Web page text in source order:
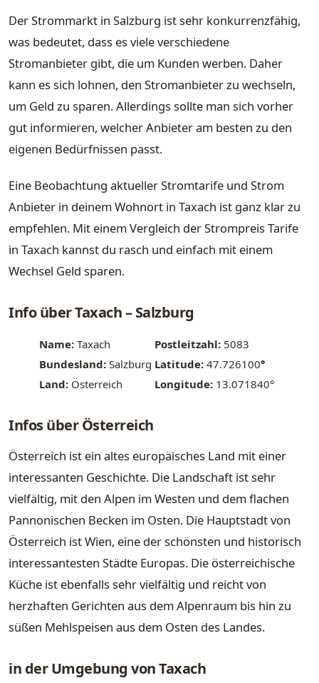
Der Strommarkt in Salzburg ist sehr konkurrenzfähig,
was bedeutet, dass es viele verschiedene
Stromanbieter gibt, die um Kunden werben. Daher
kann es sich lohnen, den Stromanbieter zu wechseln,
um Geld zu sparen. Allerdings sollte man sich vorher
gut informieren, welcher Anbieter am besten zu den
eigenen Bedürfnissen passt.
Eine Beobachtung aktueller Stromtarife und Strom
Anbieter in deinem Wohnort in Taxach ist ganz klar zu
empfehlen. Mit einem Vergleich der Strompreis Tarife
in Taxach kannst du rasch und einfach mit einem
Wechsel Geld sparen.
Info über Taxach – Salzburg
Name: Taxach Postleitzahl: 5083
Bundesland: Salzburg Latitude: 47.726100°
Land: Österreich Longitude: 13.071840°
Infos über Österreich
Österreich ist ein altes europäisches Land mit einer
interessanten Geschichte. Die Landschaft ist sehr
vielfältig, mit den Alpen im Westen und dem flachen
Pannonischen Becken im Osten. Die Hauptstadt von
Österreich ist Wien, eine der schönsten und historisch
interessantesten Städte Europas. Die österreichische
Küche ist ebenfalls sehr vielfältig und reicht von
herzhaften Gerichten aus dem Alpenraum bis hin zu
süßen Mehlspeisen aus dem Osten des Landes.
in der Umgebung von Taxach